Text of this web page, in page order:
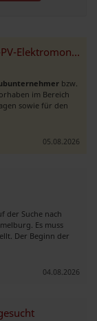
Bundesweit/ Sub /Montageteams für AC-PV-Elektromontage & WP-Anschluss
bzw.
im Bereich
sowie für den
05.08.2026
der Suche nach
Es muss
Der Beginn der
04.08.2026